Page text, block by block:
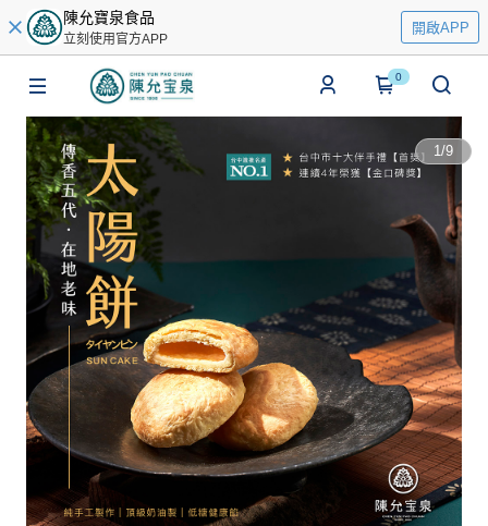
陳允寶泉食品
立刻使用官方APP
開啟APP
0
1/9